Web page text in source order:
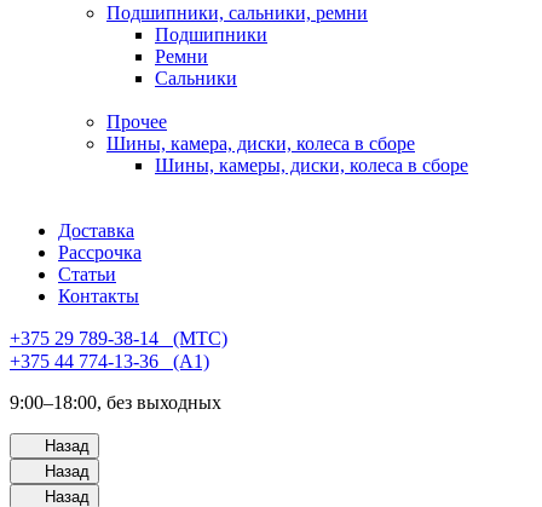
Подшипники, сальники, ремни
Подшипники
Ремни
Сальники
Прочее
Шины, камера, диски, колеса в сборе
Шины, камеры, диски, колеса в сборе
Доставка
Рассрочка
Статьи
Контакты
+375 29 789-38-14⠀(МТС)
+375 44 774-13-36⠀(А1)
9:00–18:00, без выходных
Назад
Назад
Назад